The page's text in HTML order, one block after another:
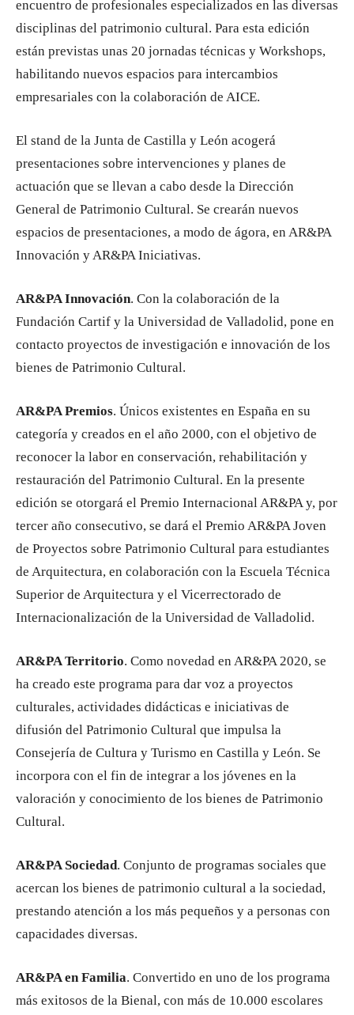
encuentro de profesionales especializados en las diversas
disciplinas del patrimonio cultural. Para esta edición
están previstas unas 20 jornadas técnicas y Workshops,
habilitando nuevos espacios para intercambios
empresariales con la colaboración de AICE.
El stand de la Junta de Castilla y León acogerá
presentaciones sobre intervenciones y planes de
actuación que se llevan a cabo desde la Dirección
General de Patrimonio Cultural. Se crearán nuevos
espacios de presentaciones, a modo de ágora, en AR&PA
Innovación y AR&PA Iniciativas.
AR&PA Innovación. Con la colaboración de la
Fundación Cartif y la Universidad de Valladolid, pone en
contacto proyectos de investigación e innovación de los
bienes de Patrimonio Cultural.
AR&PA Premios. Únicos existentes en España en su
categoría y creados en el año 2000, con el objetivo de
reconocer la labor en conservación, rehabilitación y
restauración del Patrimonio Cultural. En la presente
edición se otorgará el Premio Internacional AR&PA y, por
tercer año consecutivo, se dará el Premio AR&PA Joven
de Proyectos sobre Patrimonio Cultural para estudiantes
de Arquitectura, en colaboración con la Escuela Técnica
Superior de Arquitectura y el Vicerrectorado de
Internacionalización de la Universidad de Valladolid.
AR&PA Territorio. Como novedad en AR&PA 2020, se
ha creado este programa para dar voz a proyectos
culturales, actividades didácticas e iniciativas de
difusión del Patrimonio Cultural que impulsa la
Consejería de Cultura y Turismo en Castilla y León. Se
incorpora con el fin de integrar a los jóvenes en la
valoración y conocimiento de los bienes de Patrimonio
Cultural.
AR&PA Sociedad. Conjunto de programas sociales que
acercan los bienes de patrimonio cultural a la sociedad,
prestando atención a los más pequeños y a personas con
capacidades diversas.
AR&PA en Familia. Convertido en uno de los programa
más exitosos de la Bienal, con más de 10.000 escolares